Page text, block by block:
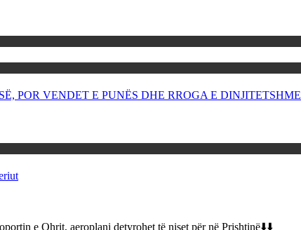
POR VENDET E PUNËS DHE RROGA E DINJITETSHME
e Ohrit, aeroplani detyrohet të niset për në Prishtinë⬇️⬇️